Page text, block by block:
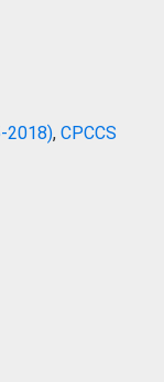
2018), CPCCS